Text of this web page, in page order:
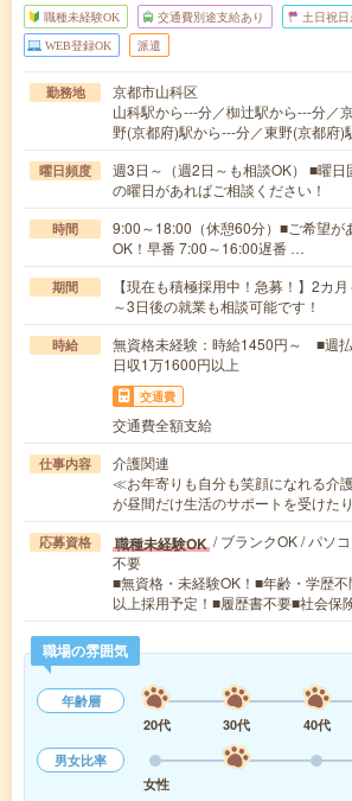
職種未経験OK 交通費別途支給あり 土日祝
WEB登録OK 派遣
勤務地
京都市山科区
山科駅から---分／椥辻駅から---分／
野(京都府)駅から---分／東野(京都府)
曜日頻度
週3日～（週2日～も相談OK） ■曜日
の曜日があればご相談ください！
時間
9:00～18:00（休憩60分）■ご希望が
OK！早番 7:00～16:00遅番 …
期間
【現在も積極採用中！急募！】2カ
～3日後の就業も相談可能です！
時給
無資格未経験：時給1450円～ ■
日収1万1600円以上
交通費
交通費全額支給
仕事内容
介護関連
≪お年寄りも自分も笑顔になれる介
が昼間だけ生活のサポートを受けた
応募資格 職種未経験OK / ブランクOK / パソ
不要
■無資格・未経験OK！■年齢・学歴
以上採用予定！■履歴書不要■社会保
職場の雰囲気
年齢層
20代
30代 40代
男女比率
女性